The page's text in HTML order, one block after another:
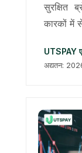
सुरक्षित
कारकों में
UTSPAY
अद्यतन: